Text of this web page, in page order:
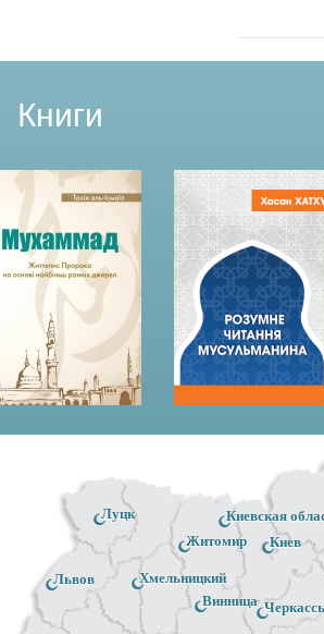
Книги
Киев
Киевская
Житомир
Винница
Хмельницкий
Луцк
Львов